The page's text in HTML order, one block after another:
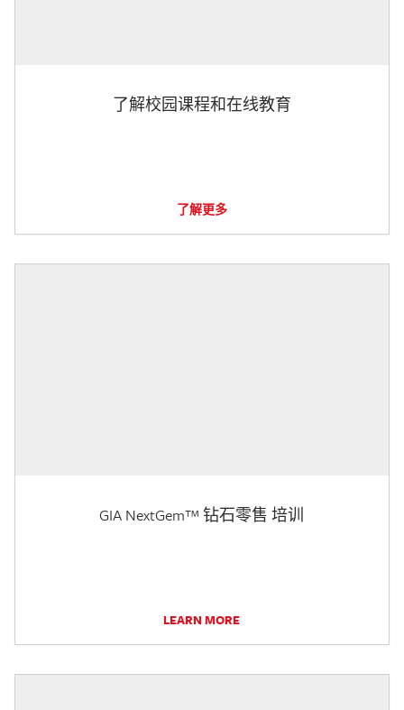
了解校园课程和在线教育
了解更多
GIA NextGem™ 钻石零售 培训
LEARN MORE